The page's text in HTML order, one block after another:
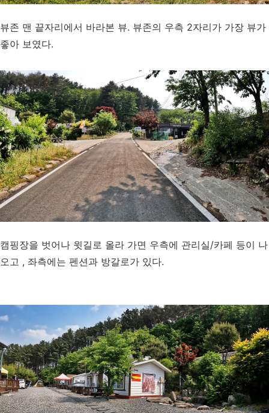
뷰존 맨 끝자리에서 바라본 뷰. 뷰존의 우측 2자리가 가장 뷰가
좋아 보였다.
캠핑장을 벗어나 윗길로 올라 가면 우측에 관리실/카페 등이 나
오고 , 좌측에는 펜션과 방갈로가 있다.